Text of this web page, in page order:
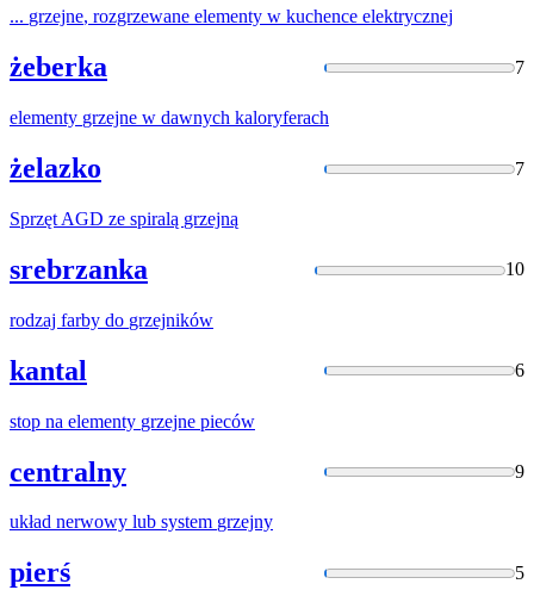
... grzejne, rozgrzewane elementy w kuchence elektrycznej
żeberka 7
elementy grzejne w dawnych kaloryferach
żelazko 7
Sprzęt AGD ze spiralą grzejną
srebrzanka 10
rodzaj farby do grzejników
kantal 6
stop na elementy grzejne pieców
centralny 9
układ nerwowy lub system grzejny
pierś 5